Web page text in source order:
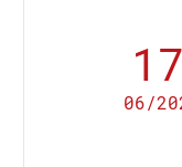
17
06/